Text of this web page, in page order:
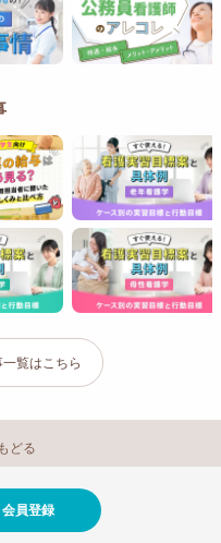
覧はこちら
どる
員登録